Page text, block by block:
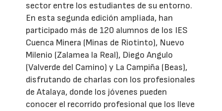
sector entre los estudiantes de su entorno.
En esta segunda edición ampliada, han
participado más de 120 alumnos de los IES
Cuenca Minera (Minas de Riotinto), Nuevo
Milenio (Zalamea la Real), Diego Angulo
(Valverde del Camino) y La Campiña (Beas),
disfrutando de charlas con los profesionales
de Atalaya, donde los jóvenes pueden
conocer el recorrido profesional que los lleve